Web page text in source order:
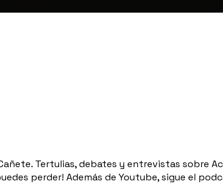
Cañete. Tertulias, debates y entrevistas sobre
perder! Además de Youtube, sigue el